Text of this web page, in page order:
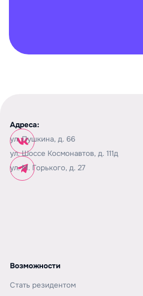
Адреса:
ул. Пушкина, д. 66
ул. Шоссе Космонавтов, д. 111д
ул. М. Горького, д. 27
Возможности
Стать резидентом